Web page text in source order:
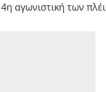
αγωνιστική των πλέι